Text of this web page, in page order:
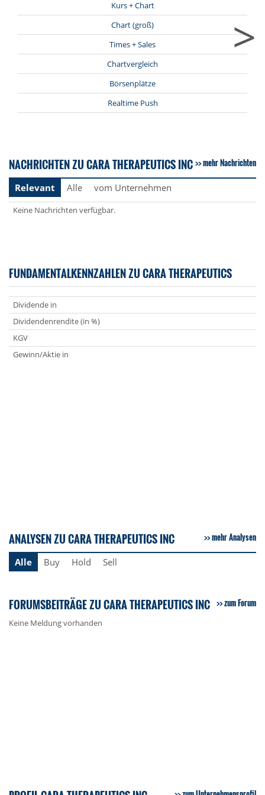
Kurs + Chart
Chart (groß)
Times + Sales
Chartvergleich
Börsenplätze
Realtime Push
>
NACHRICHTEN ZU CARA THERAPEUTICS INC mehr Nachrichten
Relevant Alle vom Unternehmen
Keine Nachrichten verfügbar.
FUNDAMENTALKENNZAHLEN ZU CARA THERAPEUTICS
Dividende in
Dividendenrendite (in %)
KGV
Gewinn/Aktie in
ANALYSEN ZU CARA THERAPEUTICS INC mehr Analysen
Alle Buy Hold Sell
FORUMSBEITRÄGE ZU CARA THERAPEUTICS INC zum Forum
Keine Meldung vorhanden